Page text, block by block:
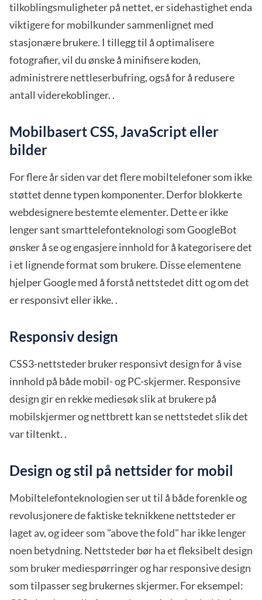
tilkoblingsmuligheter på nettet, er sidehastighet enda
viktigere for mobilkunder sammenlignet med
stasjonære brukere. I tillegg til å optimalisere
fotografier, vil du ønske å minifisere koden,
administrere nettleserbufring, også for å redusere
antall viderekoblinger. .
Mobilbasert CSS, JavaScript eller
bilder
For flere år siden var det flere mobiltelefoner som ikke
støttet denne typen komponenter. Derfor blokkerte
webdesignere bestemte elementer. Dette er ikke
lenger sant smarttelefonteknologi som GoogleBot
ønsker å se og engasjere innhold for å kategorisere det
i et lignende format som brukere. Disse elementene
hjelper Google med å forstå nettstedet ditt og om det
er responsivt eller ikke. .
Responsiv design
CSS3-nettsteder bruker responsivt design for å vise
innhold på både mobil- og PC-skjermer. Responsive
design gir en rekke mediesøk slik at brukere på
mobilskjermer og nettbrett kan se nettstedet slik det
var tiltenkt. .
Design og stil på nettsider for mobil
Mobiltelefonteknologien ser ut til å både forenkle og
revolusjonere de faktiske teknikkene nettsteder er
laget av, og ideer som "above the fold" har ikke lenger
noen betydning. Nettsteder bør ha et fleksibelt design
som bruker mediespørringer og har responsive design
som tilpasser seg brukernes skjermer. For eksempel: